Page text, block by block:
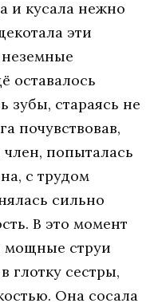
и кусала нежно
эти
оставалось
зубы, стараясь не
почувствовав,
попыталась
с трудом
сильно
В это момент
мощные струи
глотку сестры,
Она сосала